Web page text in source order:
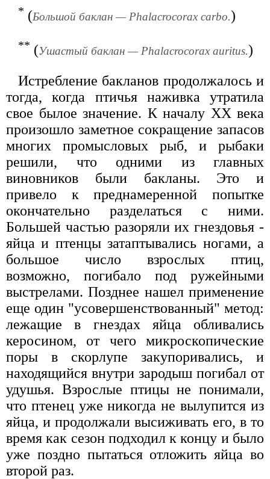
* (Большой баклан — Phalacrocorax carbo.)
** (Ушастый баклан — Phalacrocorax auritus.)
Истребление бакланов продолжалось и
тогда, когда птичья наживка утратила
свое былое значение. К началу XX века
произошло заметное сокращение запасов
многих промысловых рыб, и рыбаки
решили, что одними из главных
виновников были бакланы. Это и
привело к преднамеренной попытке
окончательно разделаться с ними.
Большей частью разоряли их гнездовья -
яйца и птенцы затаптывались ногами, а
большое число взрослых птиц,
возможно, погибало под ружейными
выстрелами. Позднее нашел применение
еще один "усовершенствованный" метод:
лежащие в гнездах яйца обливались
керосином, от чего микроскопические
поры в скорлупе закупоривались, и
находящийся внутри зародыш погибал от
удушья. Взрослые птицы не понимали,
что птенец уже никогда не вылупится из
яйца, и продолжали высиживать его, в то
время как сезон подходил к концу и было
уже поздно пытаться отложить яйца во
второй раз.